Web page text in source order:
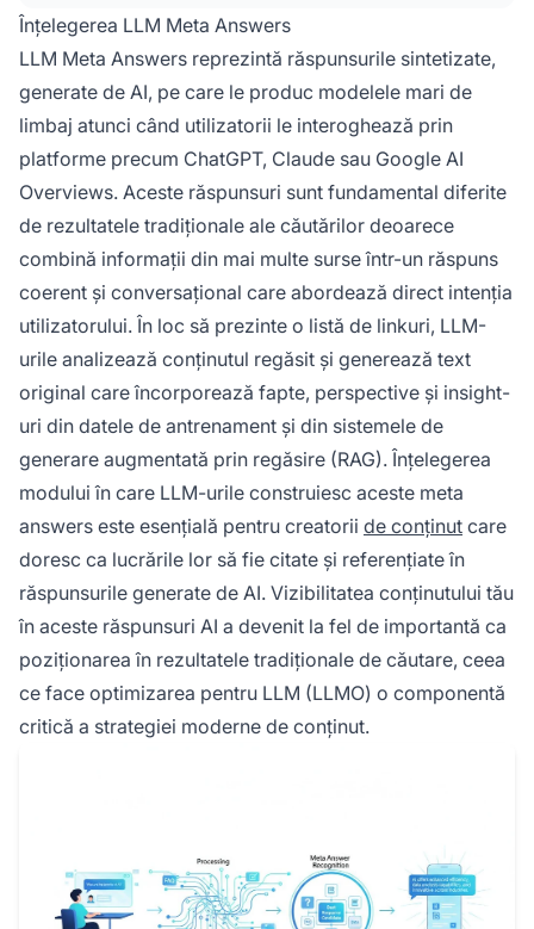
informații din mai multe surse în răspunsuri
coerente și conversaționale care răspund
intenției utilizatorului.
Înțelegerea LLM Meta Answers
LLM Meta Answers reprezintă răspunsurile sintetizate,
generate de AI, pe care le produc modelele mari de
limbaj atunci când utilizatorii le interoghează prin
platforme precum ChatGPT, Claude sau Google AI
Overviews. Aceste răspunsuri sunt fundamental diferite
de rezultatele tradiționale ale căutărilor deoarece
combină informații din mai multe surse într-un răspuns
coerent și conversațional care abordează direct intenția
utilizatorului. În loc să prezinte o listă de linkuri, LLM-
urile analizează conținutul regăsit și generează text
original care încorporează fapte, perspective și insight-
uri din datele de antrenament și din sistemele de
generare augmentată prin regăsire (RAG). Înțelegerea
modului în care LLM-urile construiesc aceste meta
answers este esențială pentru creatorii de conținut care
doresc ca lucrările lor să fie citate și referențiate în
răspunsurile generate de AI. Vizibilitatea conținutului tău
în aceste răspunsuri AI a devenit la fel de importantă ca
poziționarea în rezultatele tradiționale de căutare, ceea
ce face optimizarea pentru LLM (LLMO) o componentă
critică a strategiei moderne de conținut.